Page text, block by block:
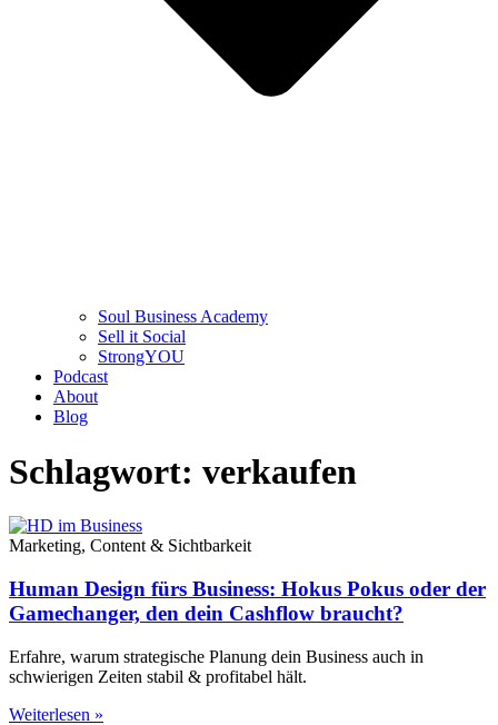
Soul Business Academy
Sell it Social
StrongYOU
Podcast
About
Blog
Schlagwort: verkaufen
Marketing, Content & Sichtbarkeit
Human Design fürs Business: Hokus Pokus oder der
Gamechanger, den dein Cashflow braucht?
Erfahre, warum strategische Planung dein Business auch in
schwierigen Zeiten stabil & profitabel hält.
Weiterlesen »